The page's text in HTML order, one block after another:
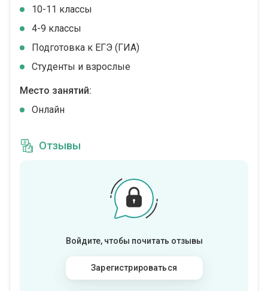
10-11 классы
4-9 классы
Подготовка к ЕГЭ (ГИА)
Студенты и взрослые
Место занятий:
Онлайн
Отзывы
Войдите, чтобы почитать отзывы
Зарегистрироваться